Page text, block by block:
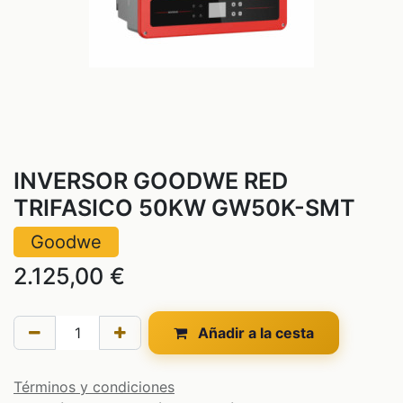
INVERSOR GOODWE RED
TRIFASICO 50KW GW50K-SMT
Goodwe
2.125,00 €
Añadir a la cesta
Términos y condiciones